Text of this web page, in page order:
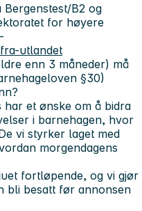
B2 og
for høyere
utlandet
enn 3 måneder) må
§30)
et ønske om å bidra
i barnehagen, hvor
vi styrker laget med
morgendagens
fortløpende, og vi gjør
bli besatt før annonsen